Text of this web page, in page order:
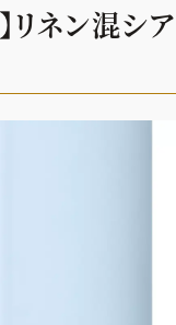
ネン混シア